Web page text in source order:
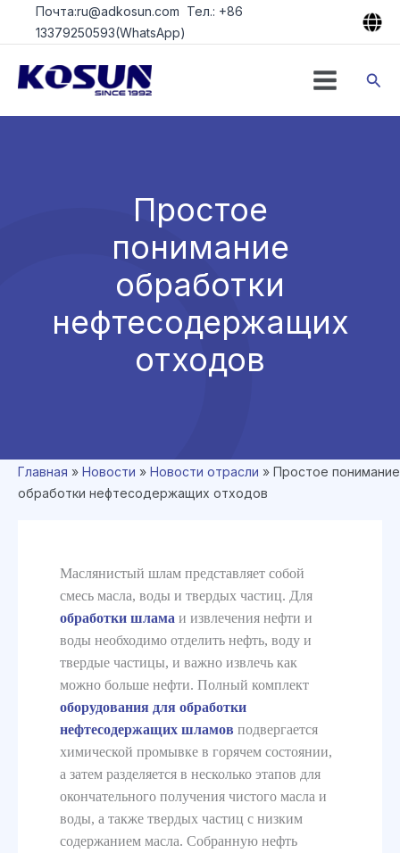
ПерейтиПочта:ru@adkosun.com Тел.: +86
13379250593(WhatsApp)
Простое
понимание
обработки
нефтесодержащих
отходов
Главная » Новости » Новости отрасли » Простое понимание
обработки нефтесодержащих отходов
Маслянистый шлам представляет собой
смесь масла, воды и твердых частиц. Для
обработки шлама и извлечения нефти и
воды необходимо отделить нефть, воду и
твердые частицы, и важно извлечь как
можно больше нефти. Полный комплект
оборудования для обработки
нефтесодержащих шламов подвергается
химической промывке в горячем состоянии,
а затем разделяется в несколько этапов для
окончательного получения чистого масла и
воды, а также твердых частиц с низким
содержанием масла. Собранную нефть